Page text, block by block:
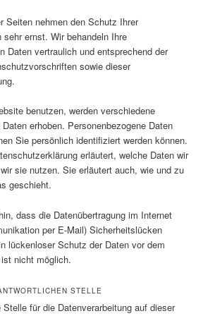
Seiten nehmen den Schutz Ihrer
sehr ernst. Wir behandeln Ihre
Daten vertraulich und entsprechend der
sowie dieser
benutzen, werden verschiedene
erhoben. Personenbezogene Daten
Sie persönlich identifiziert werden können.
erläutert, welche Daten wir
sie nutzen. Sie erläutert auch, wie und zu
geschieht.
dass die Datenübertragung im Internet
per E-Mail) Sicherheitslücken
lückenloser Schutz der Daten vor dem
nicht möglich.
STELLE
für die Datenverarbeitung auf dieser